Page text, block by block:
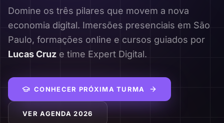
Domine os três pilares que movem a nova
economia digital. Imersões presenciais em São
Paulo, formações online e cursos guiados por
Lucas Cruz e time Expert Digital.
CONHECER PRÓXIMA TURMA
VER AGENDA 2026